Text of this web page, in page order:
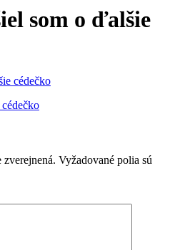
som o ďalšie
zverejnená. Vyžadované polia sú